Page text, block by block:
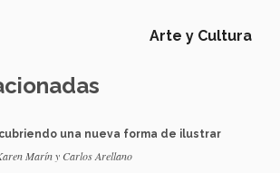
Arte y Cultura
una nueva forma de ilustrar
Marín y Carlos Arellano